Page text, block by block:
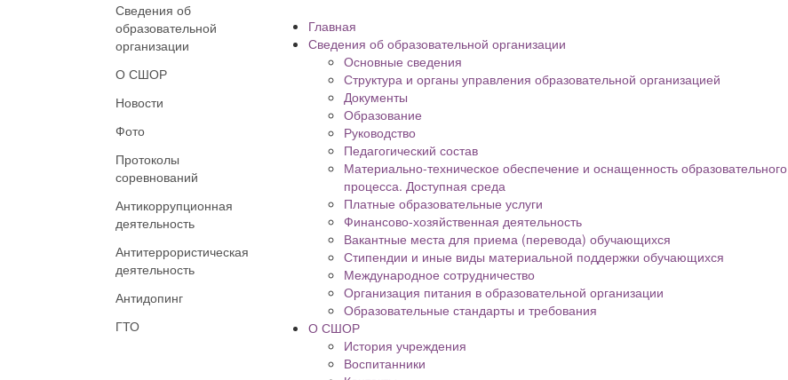
Сведения об
образовательной
организации
О СШОР
Новости
Фото
Протоколы
соревнований
Антикоррупционная
деятельность
Антитеррористическая
деятельность
Антидопинг
ГТО
Главная
Сведения об образовательной организации
Основные сведения
Структура и органы управления образовательной организацией
Документы
Образование
Руководство
Педагогический состав
Материально-техническое обеспечение и оснащенность образовательного
процесса. Доступная среда
Платные образовательные услуги
Финансово-хозяйственная деятельность
Вакантные места для приема (перевода) обучающихся
Стипендии и иные виды материальной поддержки обучающихся
Международное сотрудничество
Организация питания в образовательной организации
Образовательные стандарты и требования
О СШОР
История учреждения
Воспитанники